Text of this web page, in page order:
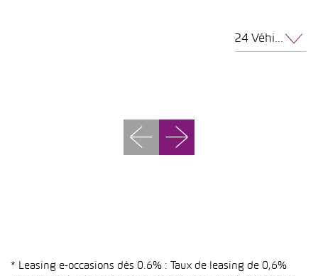
24 Véhicules par page
* Leasing e-occasions dès 0.6% : Taux de leasing de 0,6%